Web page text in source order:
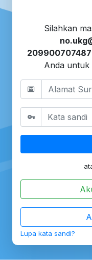
Silahkan
Anda untuk
Lupa kata sandi?